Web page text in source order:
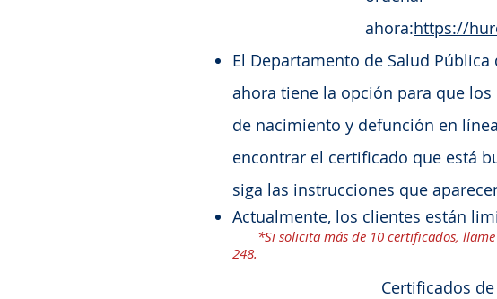
ahora:https://
El Departamento de Salud
ahora tiene la opción para que
de nacimiento y defunción en
encontrar el certificado que está
siga las instrucciones que
Actualmente, los clientes están
*Si solicita más de 10 certificados,
248.
Certificados de